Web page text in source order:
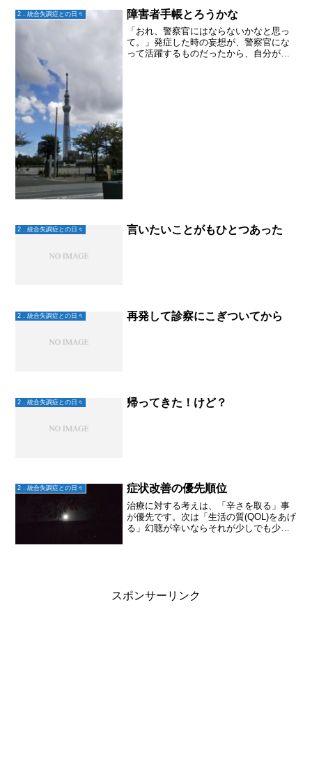
2．統合失調症との日々 障害者手帳とろうかな
「おれ、警察官にはならないかなと思っ
て。」発症した時の妄想が、警察官にな
って活躍するものだったから、自分が統
2．統合失調症との日々 言いたいことがもひとつあった
2．統合失調症との日々 再発して診察にこぎついてから
2．統合失調症との日々 帰ってきた！けど？
2．統合失調症との日々 症状改善の優先順位
治療に対する考えは、「辛さを取る」事
が優先です。次は「生活の質(QOL)をあげ
る」幻聴が辛いならそれが少しでも少な
スポンサーリンク